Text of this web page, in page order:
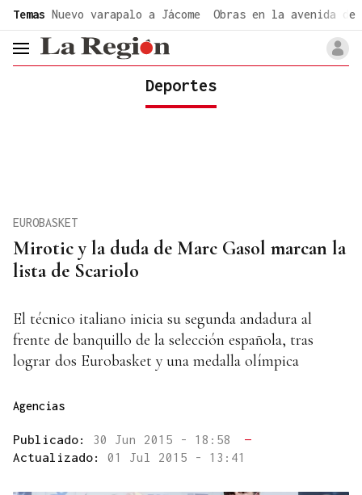
Temas Nuevo varapalo a Jácome Obras en la avenida de
header.menu.open
Deportes
Mirotic y la duda de Marc Gasol marcan la
lista de Scariolo
EUROBASKET
El técnico italiano inicia su segunda andadura al
frente de banquillo de la selección española, tras
lograr dos Eurobasket y una medalla olímpica
Agencias
Publicado: 30 Jun 2015 - 18:58
—
Actualizado: 01 Jul 2015 - 13:41